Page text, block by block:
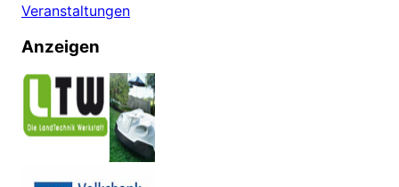
Veranstaltungen
Anzeigen